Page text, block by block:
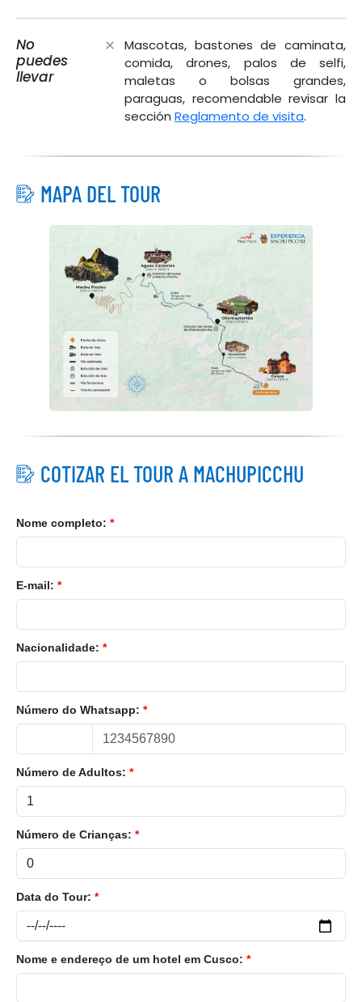
No
puedes
llevar
Mascotas, bastones de caminata,
comida, drones, palos de selfi,
maletas o bolsas grandes,
paraguas, recomendable revisar la
sección Reglamento de visita.
MAPA DEL TOUR
COTIZAR EL TOUR A MACHUPICCHU
Nome completo: *
E-mail: *
Nacionalidade: *
Número do Whatsapp: *
Número de Adultos: *
Número de Crianças: *
Data do Tour: *
Nome e endereço de um hotel em Cusco: *